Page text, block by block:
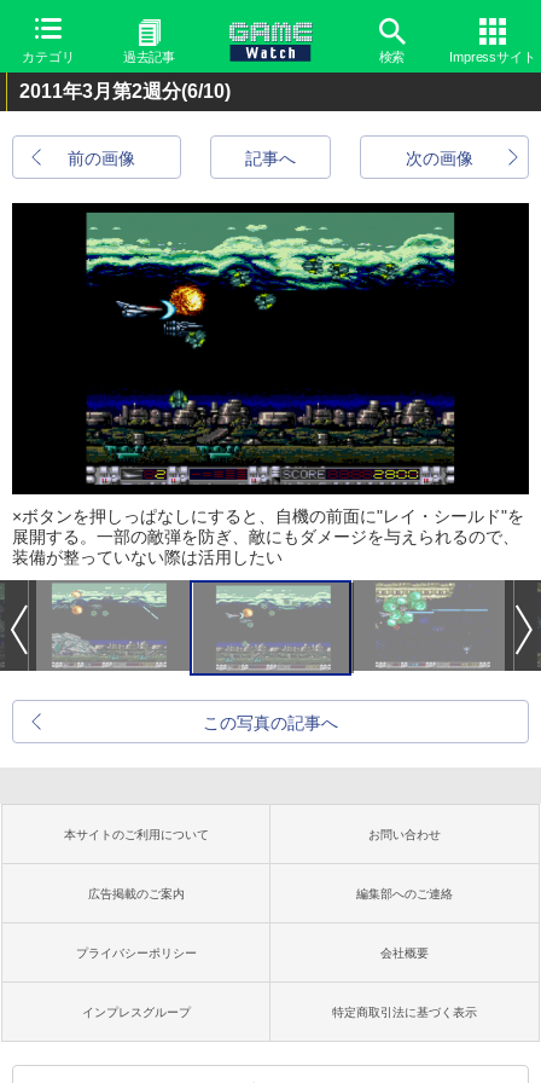
カテゴリ 過去記事 検索 Impressサイト
2011年3月第2週分(6/10)
前の画像 次の画像
記事へ
×ボタンを押しっぱなしにすると、自機の前面に"レイ・シールド"を
展開する。一部の敵弾を防ぎ、敵にもダメージを与えられるので、
装備が整っていない際は活用したい
この写真の記事へ
本サイトのご利用について お問い合わせ
広告掲載のご案内 編集部へのご連絡
プライバシーポリシー 会社概要
インプレスグループ 特定商取引法に基づく表示